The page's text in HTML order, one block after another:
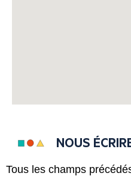
NOUS
Tous les champs